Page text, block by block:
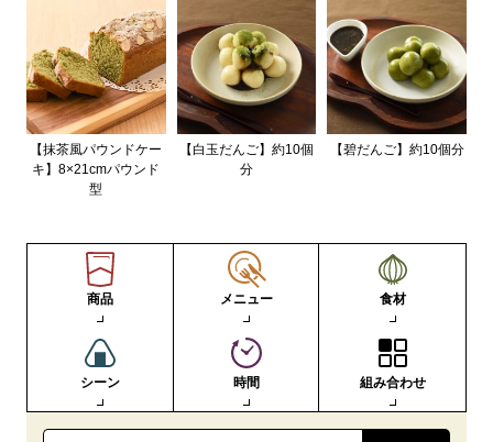
【抹茶風パウンドケー
キ】8×21cmパウンド
型
【白玉だんご】約10個
分
【碧だんご】約10個分
商品 メニュー 食材
シーン 時間 組み合わせ